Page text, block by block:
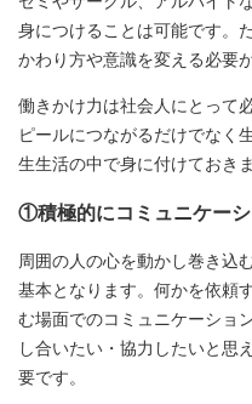
身につけることは可能です。
かわり方や意識を変える必要
働きかけ力は社会人にとって
ピールにつながるだけでなく
生生活の中で身に付けておき
①積極的にコミュニケー
周囲の人の心を動かし巻き込
基本となります。何かを依頼
む場面でのコミュニケーショ
し合いたい・協力したいと思
要です。